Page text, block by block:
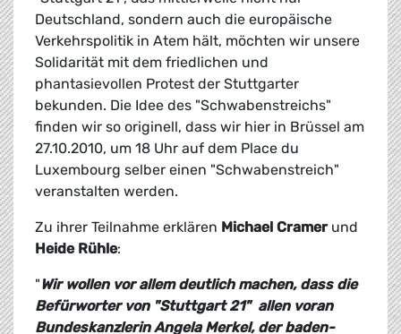
Deutschland, sondern auch die europäische
Verkehrspolitik in Atem hält, möchten wir unsere
Solidarität mit dem friedlichen und
phantasievollen Protest der Stuttgarter
bekunden. Die Idee des "Schwabenstreichs"
finden wir so originell, dass wir hier in Brüssel am
27.10.2010, um 18 Uhr auf dem Place du
Luxembourg selber einen "Schwabenstreich"
veranstalten werden.
Zu ihrer Teilnahme erklären Michael Cramerund
Heide Rühle:
"Wir wollen vor allem deutlich machen, dass die
Befürworter von "Stuttgart 21"  allen voran
Bundeskanzlerin Angela Merkel, der baden-